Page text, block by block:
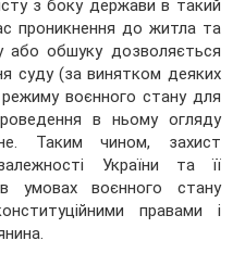
з боку держави в такий
проникнення до житла та
або обшуку дозволяється
суду (за винятком деяких
режиму воєнного стану для
в ньому огляду
Таким чином, захист
України та її
в умовах воєнного стану
правами і